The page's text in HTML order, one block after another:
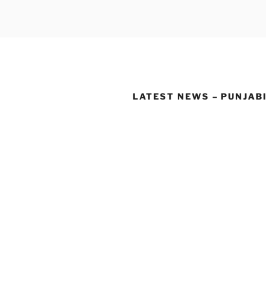
LATEST NEWS – PUNJABI